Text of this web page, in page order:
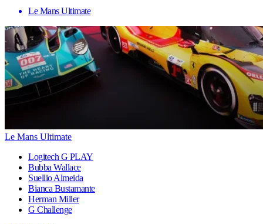
Le Mans Ultimate
Le Mans Ultimate
Logitech G PLAY
Bubba Wallace
Suellio Almeida
Bianca Bustamante
Herman Miller
G Challenge